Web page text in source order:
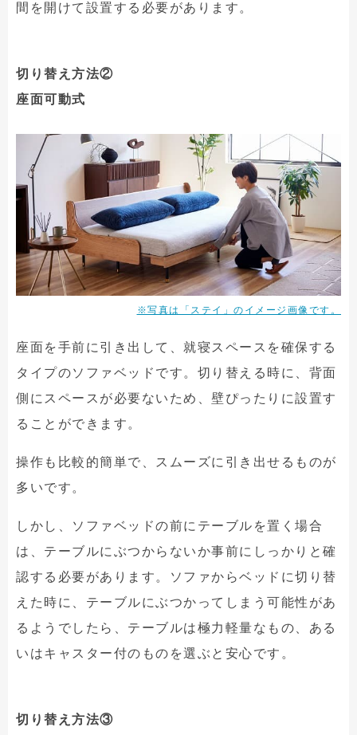
間を開けて設置する必要があります。
切り替え方法②
座面可動式
※写真は「ステイ」のイメージ画像です。
座面を手前に引き出して、就寝スペースを確保する
タイプのソファベッドです。切り替える時に、背面
側にスペースが必要ないため、壁ぴったりに設置す
ることができます。
操作も比較的簡単で、スムーズに引き出せるものが
多いです。
しかし、ソファベッドの前にテーブルを置く場合
は、テーブルにぶつからないか事前にしっかりと確
認する必要があります。ソファからベッドに切り替
えた時に、テーブルにぶつかってしまう可能性があ
るようでしたら、テーブルは極力軽量なもの、ある
いはキャスター付のものを選ぶと安心です。
切り替え方法③